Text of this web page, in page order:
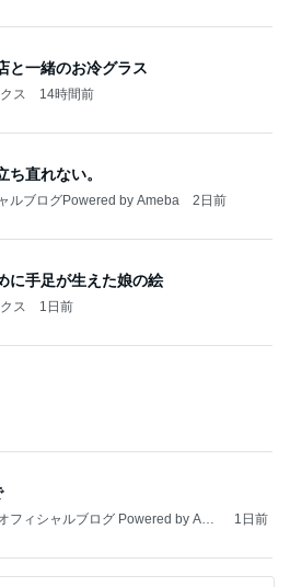
と一緒のお冷グラス
ス 14時間前
ち直れない。
ルブログPowered by Ameba 2日前
に手足が生えた娘の絵
ス 1日前
フィシャルブログ Powered by Ame
1日前